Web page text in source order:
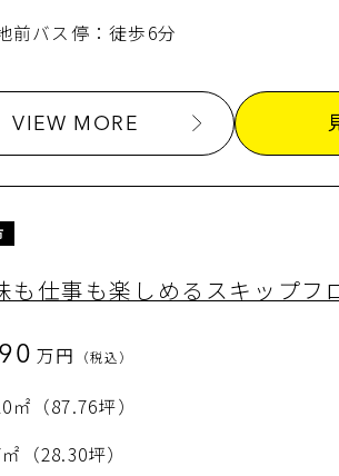
前バス停：徒歩6分
VIEW MORE
も仕事も楽しめるスキップフ
万円 （税込）
㎡（87.76坪）
（28.30坪）